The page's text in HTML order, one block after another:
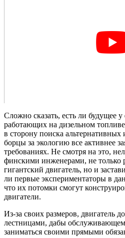
Сложно сказать, есть ли будущее
работающих на дизельном
в сторону поиска альтернативных
борцы за экологию все активнее
требованиях. Не смотря на это,
финскими инженерами, не только
гигантский двигатель, но и
ли первые экспериментаторы в
что их потомки смогут
двигатели.
Из-за своих размеров, двигатель
лестницами, дабы
заниматься своими прямыми